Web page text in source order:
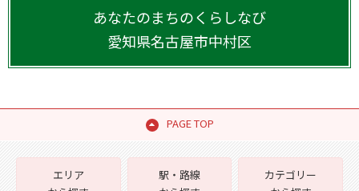
あなたのまちのくらしなび
愛知県名古屋市中村区
PAGE TOP
エリア
駅・路線
カテゴリー